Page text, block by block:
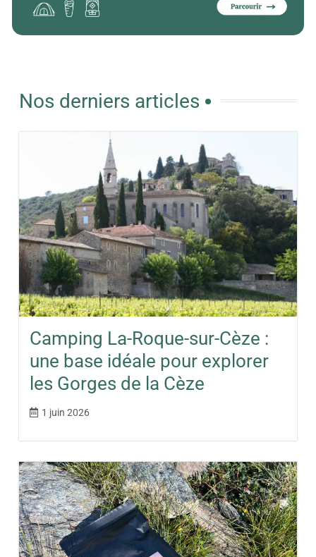
Nos derniers articles
Camping La-Roque-sur-Cèze :
une base idéale pour explorer
les Gorges de la Cèze
1 juin 2026